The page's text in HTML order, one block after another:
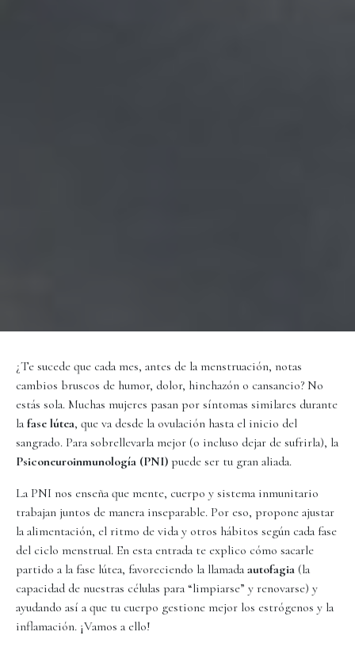
¿Te sucede que cada mes, antes de la menstruación, notas
cambios bruscos de humor, dolor, hinchazón o cansancio? No
estás sola. Muchas mujeres pasan por síntomas similares durante
la fase lútea, que va desde la ovulación hasta el inicio del
sangrado. Para sobrellevarla mejor (o incluso dejar de sufrirla), la
Psiconeuroinmunología (PNI) puede ser tu gran aliada.
La PNI nos enseña que mente, cuerpo y sistema inmunitario
trabajan juntos de manera inseparable. Por eso, propone ajustar
la alimentación, el ritmo de vida y otros hábitos según cada fase
del ciclo menstrual. En esta entrada te explico cómo sacarle
partido a la fase lútea, favoreciendo la llamada autofagia (la
capacidad de nuestras células para “limpiarse” y renovarse) y
ayudando así a que tu cuerpo gestione mejor los estrógenos y la
inflamación. ¡Vamos a ello!